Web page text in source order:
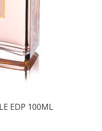
EDP 100ML